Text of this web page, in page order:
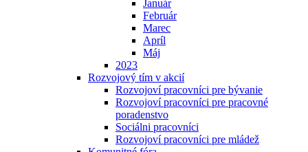
Január
Február
Marec
Apríl
Máj
2023
Rozvojový tím v akcií
Rozvojoví pracovníci pre bývanie
Rozvojoví pracovníci pre pracovné
poradenstvo
Sociálni pracovníci
Rozvojoví pracovníci pre mládež